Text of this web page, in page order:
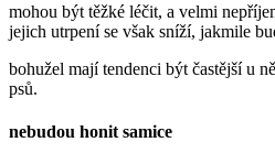
mohou být těžké léčit, a velmi
jejich utrpení se však sníží, jakmile
bohužel mají tendenci být častější u
psů.
nebudou honit samice